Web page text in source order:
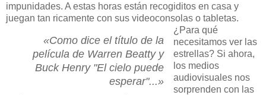
impunidades. A estas horas están recogiditos en casa y
juegan tan ricamente con sus videoconsolas o tabletas.
«Como dice el título de la
película de Warren Beatty y
Buck Henry "El cielo puede
esperar"...»
¿Para qué
necesitamos ver las
estrellas? Si ahora,
los medios
audiovisuales nos
sorprenden con las